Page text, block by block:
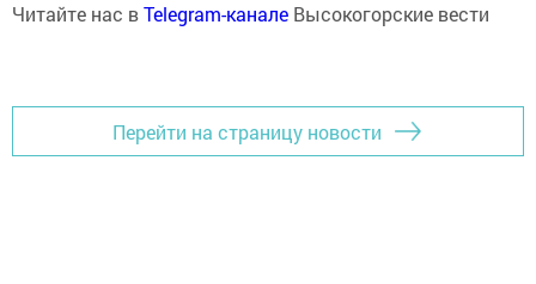
Читайте нас вTelegram-канале Высокогорские вести
Перейти на страницу новости